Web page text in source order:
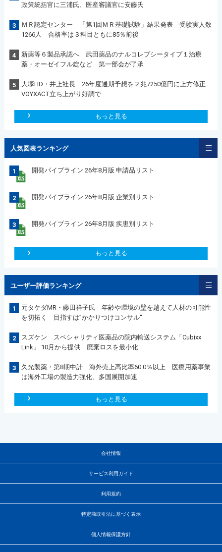
政策統括官に三浦氏、医産審議官に安藤氏
3
ＭＲ認定センター 「第1回ＭＲ基礎試験」結果発表 受験実人数
1266人 合格率は３科目ともに85％前後
4
新薬等６製品承認へ 武田薬品のナルコレプシータイプ１治療
薬・オーゼイフル錠など 第一部会が了承
5
大塚HD・井上社長 26年度通期予想を２兆7250億円に上方修正
VOYXACT立ち上がり好調で
もっと見る
人気図表ランキング
1 開発パイプライン 26年8月版 申請品リスト
2 開発パイプライン 26年8月版 企業別リスト
3 開発パイプライン 26年8月版 疾患別リスト
もっと見る
ユーザー評価ランキング
1
元タケダMR・藤田祥子氏 年齢や環境の壁を越えて人材の可能性
を切拓く 目指すは”かかりつけコンサル“
2
スズケン スペシャリティ医薬品の院内輸送システム「Cubixx
Link」 10月から提供 廃棄ロスを最小化
3
久光製薬・第8期中計 海外売上高比率60.0％以上 医療用薬事業
は海外工場の製造力強化、多国展開加速
もっと見る
会社情報
サービス利用ガイド
利用規約
特定商取引法に基づく表示
個人情報保護方針